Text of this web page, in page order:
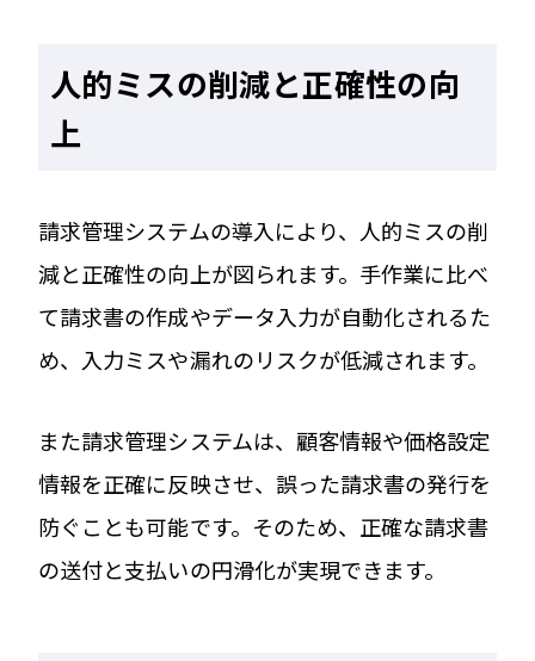
人的ミスの削減と正確性の向
上
請求管理システムの導入により、人的ミスの削
減と正確性の向上が図られます。手作業に比べ
て請求書の作成やデータ入力が自動化されるた
め、入力ミスや漏れのリスクが低減されます。
また請求管理システムは、顧客情報や価格設定
情報を正確に反映させ、誤った請求書の発行を
防ぐことも可能です。そのため、正確な請求書
の送付と支払いの円滑化が実現できます。